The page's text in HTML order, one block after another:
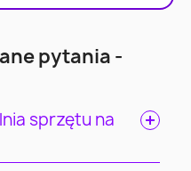
pytania -
sprzętu na